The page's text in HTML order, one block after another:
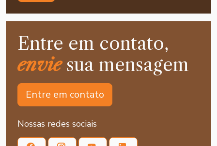
Entre em contato,
enviesua mensagem
Entre em contato
Nossas redes sociais